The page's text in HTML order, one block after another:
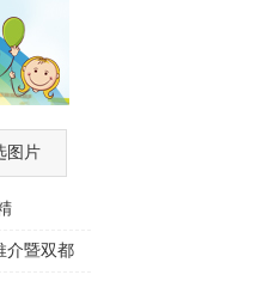
图片
介暨双都